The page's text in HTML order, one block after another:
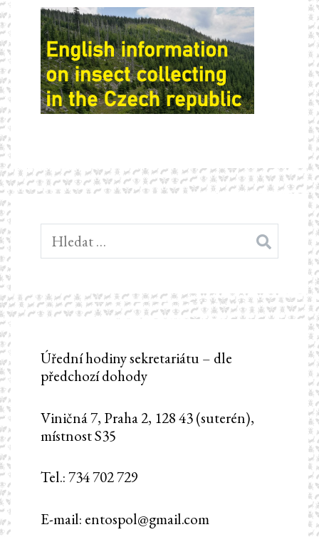
Vyhledávání
Úřední hodiny sekretariátu – dle
předchozí dohody
Viničná 7, Praha 2, 128 43 (suterén),
místnost S35
Tel.: 734 702 729
E-mail: entospol@gmail.com